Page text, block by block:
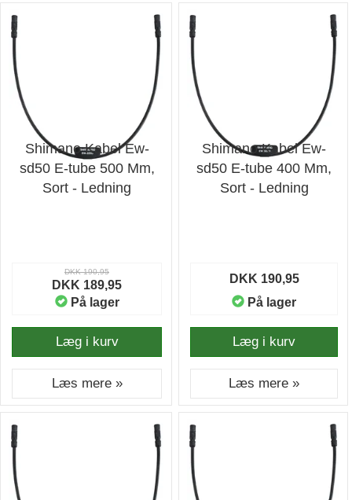
Shimano Kabel Ew-
sd50 E-tube 500 Mm,
Sort - Ledning
DKK 190,95
DKK 189,95
På lager
Læg i kurv
Læs mere »
Shimano Kabel Ew-
sd50 E-tube 400 Mm,
Sort - Ledning
DKK 190,95
På lager
Læg i kurv
Læs mere »